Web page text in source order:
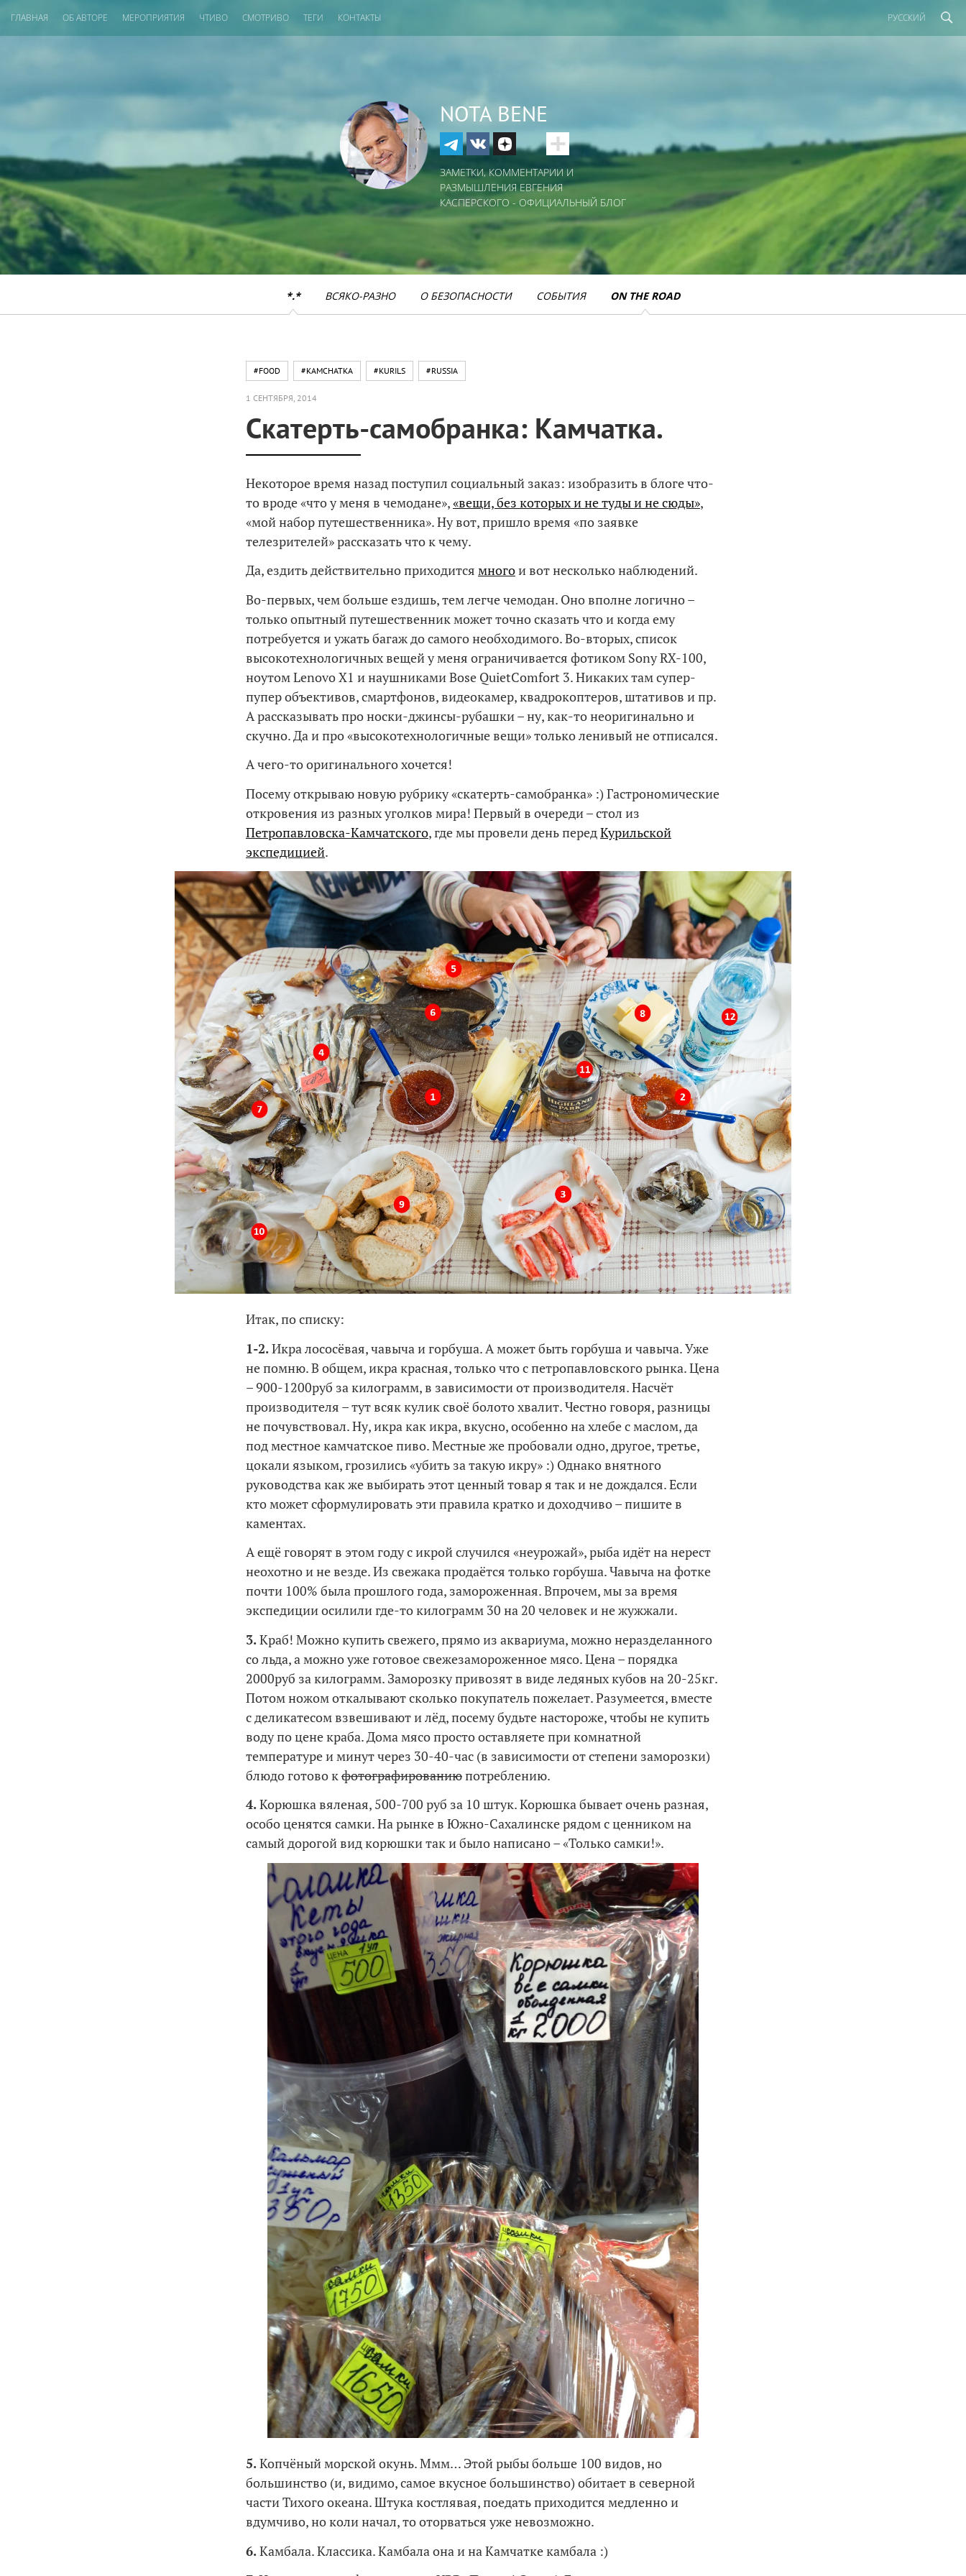
ГЛАВНАЯ ОБ АВТОРЕ МЕРОПРИЯТИЯ ЧТИВО СМОТРИВО ТЕГИ КОНТАКТЫ РУССКИЙ
NOTA BENE
ЗАМЕТКИ, КОММЕНТАРИИ И
РАЗМЫШЛЕНИЯ ЕВГЕНИЯ
КАСПЕРСКОГО - ОФИЦИАЛЬНЫЙ БЛОГ
*.* ВСЯКО-РАЗНО О БЕЗОПАСНОСТИ СОБЫТИЯ ON THE ROAD
#FOOD #KAMCHATKA #KURILS #RUSSIA
1 СЕНТЯБРЯ, 2014
Скатерть-самобранка: Камчатка.
Некоторое время назад поступил социальный заказ: изобразить в блоге что-
то вроде «что у меня в чемодане»,«вещи, без которых и не туды и не сюды»,
«мой набор путешественника». Ну вот, пришло время «по заявке
телезрителей» рассказать что к чему.
Да, ездить действительно приходится многои вот несколько наблюдений.
Во-первых, чем больше ездишь, тем легче чемодан. Оно вполне логично –
только опытный путешественник может точно сказать что и когда ему
потребуется и ужать багаж до самого необходимого. Во-вторых, список
высокотехнологичных вещей у меня ограничивается фотиком Sony RX-100,
ноутом Lenovo X1 и наушниками Bose QuietComfort 3. Никаких там супер-
пупер объективов, смартфонов, видеокамер, квадрокоптеров, штативов и пр.
А рассказывать про носки-джинсы-рубашки – ну, как-то неоригинально и
скучно. Да и про «высокотехнологичные вещи» только ленивый не отписался.
А чего-то оригинального хочется!
Посему открываю новую рубрику «скатерть-самобранка» :) Гастрономические
откровения из разных уголков мира! Первый в очереди – стол из
Петропавловска-Камчатского, где мы провели день передКурильской
экспедицией.
Итак, по списку:
1-2.Икра лососёвая, чавыча и горбуша. А может быть горбуша и чавыча. Уже
не помню. В общем, икра красная, только что с петропавловского рынка. Цена
– 900-1200руб за килограмм, в зависимости от производителя. Насчёт
производителя – тут всяк кулик своё болото хвалит. Честно говоря, разницы
не почувствовал. Ну, икра как икра, вкусно, особенно на хлебе с маслом, да
под местное камчатское пиво. Местные же пробовали одно, другое, третье,
цокали языком, грозились «убить за такую икру» :) Однако внятного
руководства как же выбирать этот ценный товар я так и не дождался. Если
кто может сформулировать эти правила кратко и доходчиво – пишите в
каментах.
А ещё говорят в этом году с икрой случился «неурожай», рыба идёт на нерест
неохотно и не везде. Из свежака продаётся только горбуша. Чавыча на фотке
почти 100% была прошлого года, замороженная. Впрочем, мы за время
экспедиции осилили где-то килограмм 30 на 20 человек и не жужжали.
3.Краб! Можно купить свежего, прямо из аквариума, можно неразделанного
со льда, а можно уже готовое свежезамороженное мясо. Цена – порядка
2000руб за килограмм. Заморозку привозят в виде ледяных кубов на 20-25кг.
Потом ножом откалывают сколько покупатель пожелает. Разумеется, вместе
с деликатесом взвешивают и лёд, посему будьте настороже, чтобы не купить
воду по цене краба. Дома мясо просто оставляете при комнатной
температуре и минут через 30-40-час (в зависимости от степени заморозки)
блюдо готово кфотографированиюпотреблению.
4.Корюшка вяленая, 500-700 руб за 10 штук. Корюшка бывает очень разная,
особо ценятся самки. На рынке в Южно-Сахалинске рядом с ценником на
самый дорогой вид корюшки так и было написано – «Только самки!».
5.Копчёный морской окунь. Ммм… Этой рыбы больше 100 видов, но
большинство (и, видимо, самое вкусное большинство) обитает в северной
части Тихого океана. Штука костлявая, поедать приходится медленно и
вдумчиво, но коли начал, то оторваться уже невозможно.
6.Камбала. Классика. Камбала она и на Камчатке камбала :)